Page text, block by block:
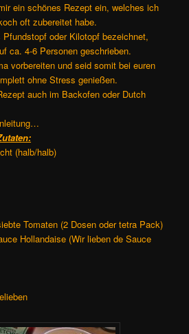
ein schönes Rezept ein, welches ich
oft zubereitet habe.
oder Kilotopf bezeichnet,
ca. 4-6 Personen geschrieben.
vorbereiten und seid somit bei euren
ohne Stress genießen.
auch im Backofen oder Dutch
(halb/halb)
Tomaten (2 Dosen oder tetra Pack)
Hollandaise (Wir lieben de Sauce